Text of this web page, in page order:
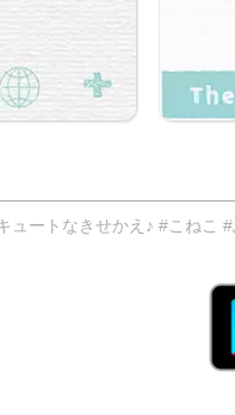
ュートなきせかえ♪ #こねこ